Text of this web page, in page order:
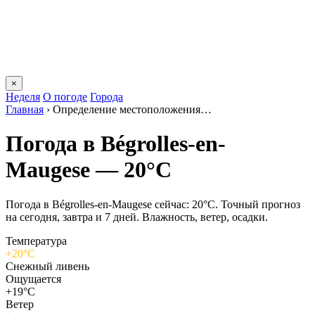
×
Неделя О погоде Города
Главная › Определение местоположения…
Погода в Bégrolles-en-
Maugesе — 20°C
Погода в Bégrolles-en-Maugesе сейчас: 20°C. Точный прогноз
на сегодня, завтра и 7 дней. Влажность, ветер, осадки.
Температура
+20°C
Снежный ливень
Ощущается
+19°C
Ветер